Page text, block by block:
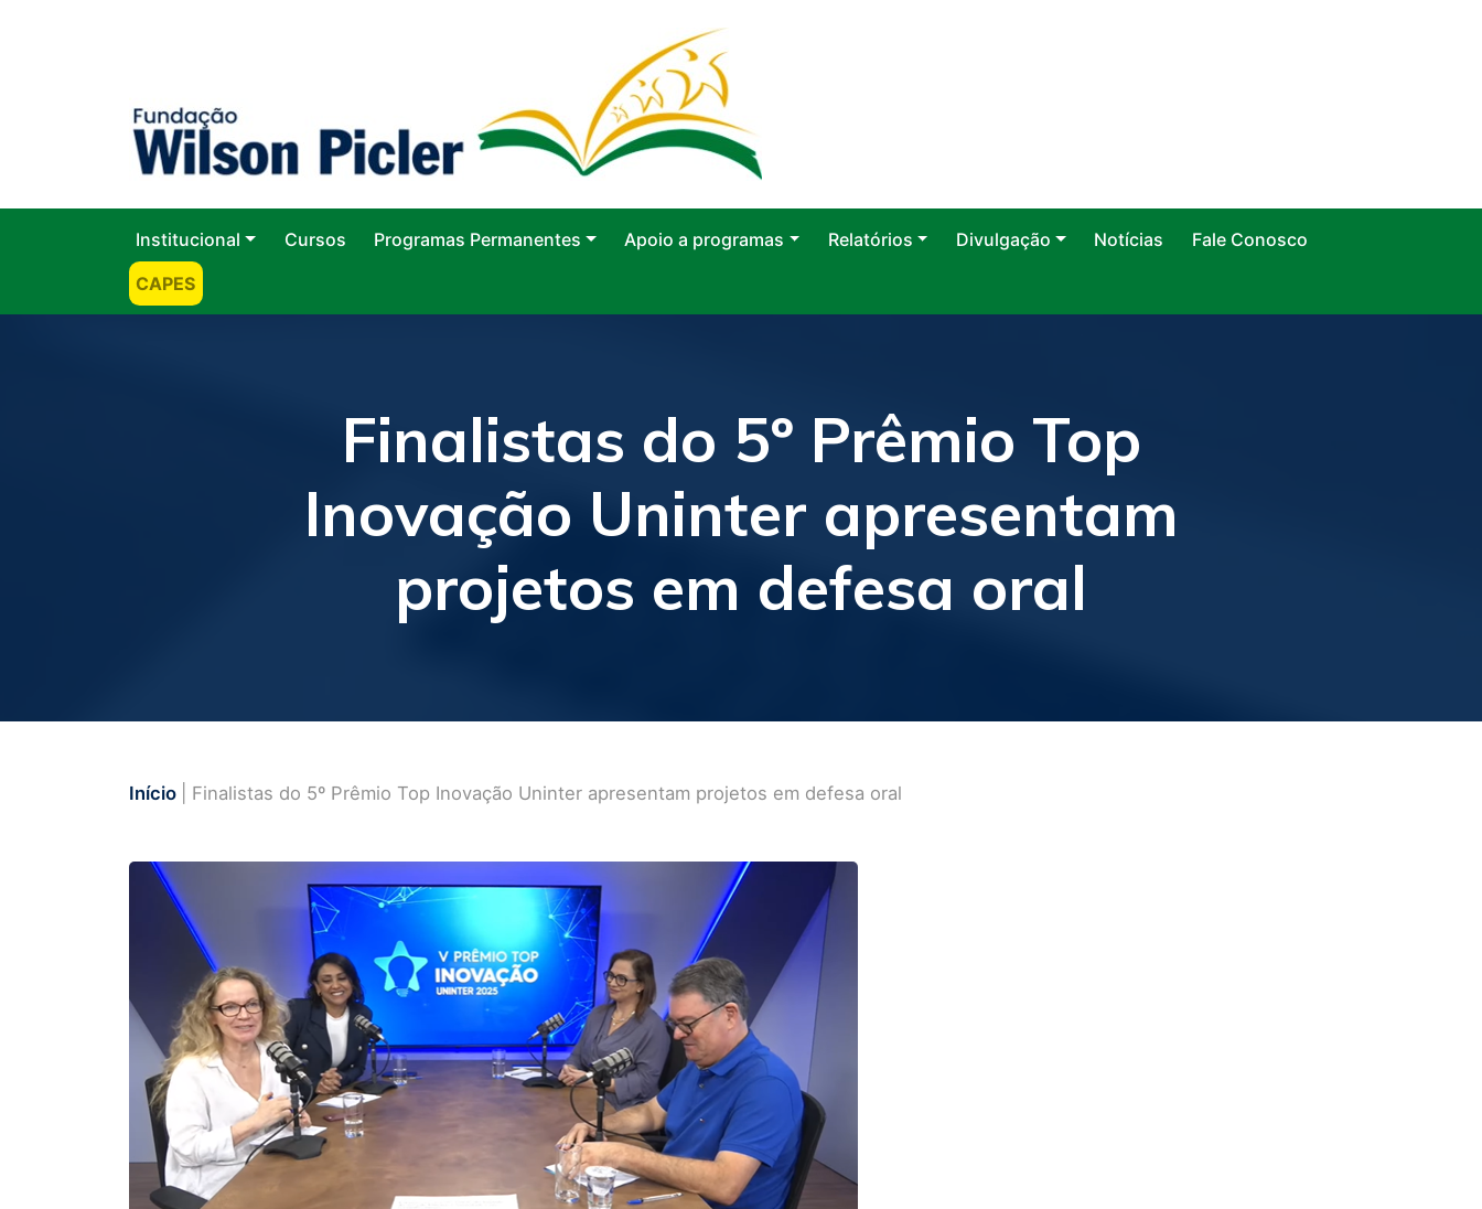
Institucional Cursos Programas Permanentes Apoio a programas Relatórios Divulgação Notícias
Fale Conosco
CAPES
Finalistas do 5º Prêmio Top
Inovação Uninter apresentam
projetos em defesa oral
Início | Finalistas do 5º Prêmio Top Inovação Uninter apresentam projetos em defesa oral